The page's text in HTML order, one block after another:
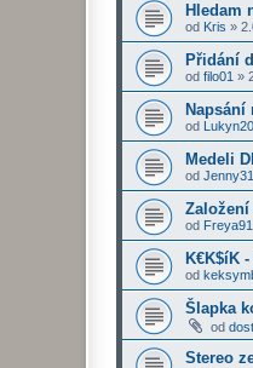
Hledam
od Kris »
Přidání
od filo01 »
Napsání
od
Medeli
od
od Freya91
K€K$íK
od
Šlapka
od
Stereo